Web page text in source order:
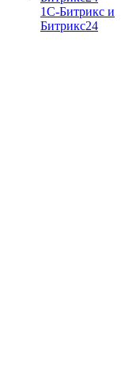
1С-Битрикс и
Битрикс24